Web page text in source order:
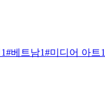
1#베트남1#미디어 아트1